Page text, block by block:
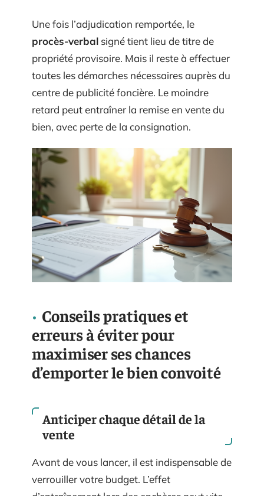
Une fois l’adjudication remportée, le
procès-verbal signé tient lieu de titre de
propriété provisoire. Mais il reste à effectuer
toutes les démarches nécessaires auprès du
centre de publicité foncière. Le moindre
retard peut entraîner la remise en vente du
bien, avec perte de la consignation.
Conseils pratiques et
erreurs à éviter pour
maximiser ses chances
d’emporter le bien convoité
Anticiper chaque détail de la
vente
Avant de vous lancer, il est indispensable de
verrouiller votre budget. L’effet